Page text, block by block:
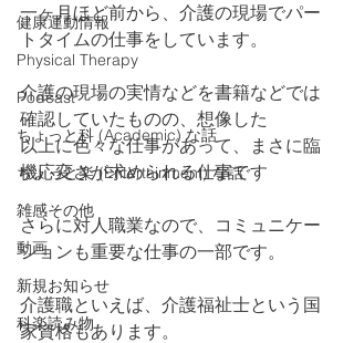
健康運動情報
Physical Therapy
Podcast
ちょっと科 (Academic) な話
ちょっと楽 (Entertainment) な話
雑感その他
動画
新規お知らせ
科楽読み物
一ヶ月ほど前から、介護の現場でパー
トタイムの仕事をしています。
介護の現場の実情などを書籍などでは
確認していたものの、想像した
以上に色々な仕事があって、まさに臨
機応変さが求められる仕事です
さらに対人職業なので、コミュニケー
ションも重要な仕事の一部です。
介護職といえば、介護福祉士という国
家資格もあります。